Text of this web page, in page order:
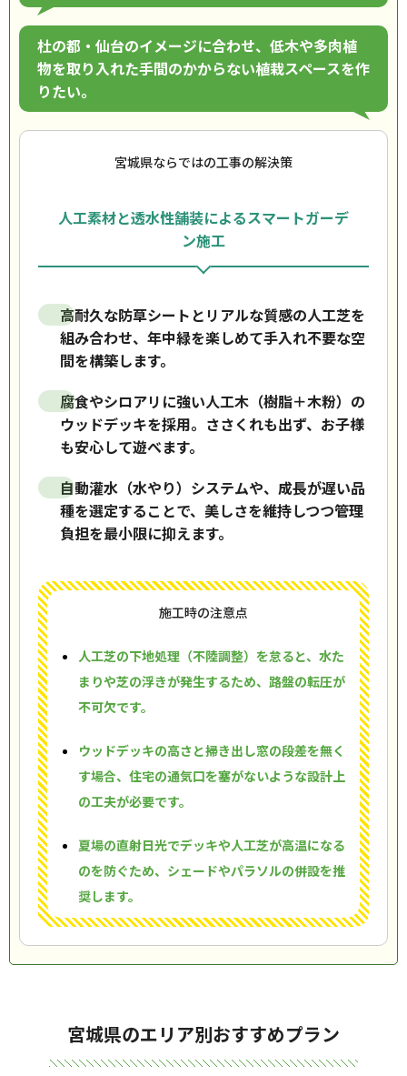
杜の都・仙台のイメージに合わせ、低木や多肉植
物を取り入れた手間のかからない植栽スペースを作
りたい。
宮城県ならではの工事の解決策
人工素材と透水性舗装によるスマートガーデ
ン施工
高耐久な防草シートとリアルな質感の人工芝を
組み合わせ、年中緑を楽しめて手入れ不要な空
間を構築します。
腐食やシロアリに強い人工木（樹脂＋木粉）の
ウッドデッキを採用。ささくれも出ず、お子様
も安心して遊べます。
自動灌水（水やり）システムや、成長が遅い品
種を選定することで、美しさを維持しつつ管理
負担を最小限に抑えます。
施工時の注意点
人工芝の下地処理（不陸調整）を怠ると、水た
まりや芝の浮きが発生するため、路盤の転圧が
不可欠です。
ウッドデッキの高さと掃き出し窓の段差を無く
す場合、住宅の通気口を塞がないような設計上
の工夫が必要です。
夏場の直射日光でデッキや人工芝が高温になる
のを防ぐため、シェードやパラソルの併設を推
奨します。
宮城県のエリア別おすすめプラン